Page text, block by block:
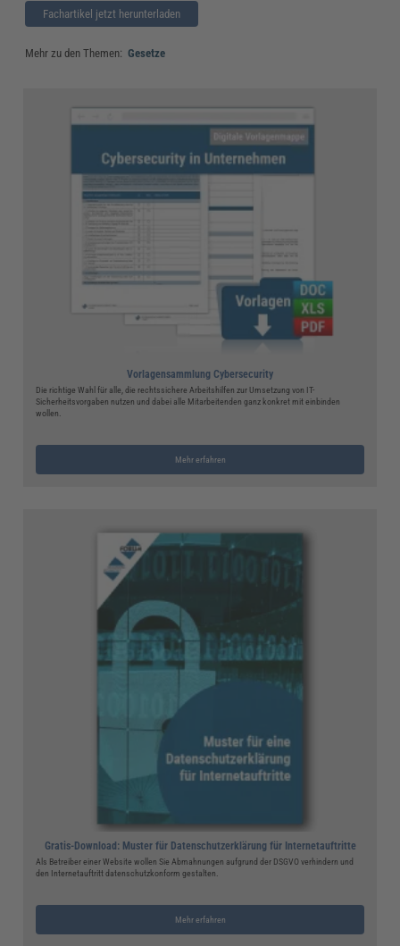
Fachartikel jetzt herunterladen
Mehr zu den Themen: Gesetze
Vorlagensammlung Cybersecurity
Die richtige Wahl für alle, die rechtssichere Arbeitshilfen zur Umsetzung von IT-
Sicherheitsvorgaben nutzen und dabei alle Mitarbeitenden ganz konkret mit einbinden
wollen.
Mehr erfahren
Gratis-Download: Muster für Datenschutzerklärung für Internetauftritte
Als Betreiber einer Website wollen Sie Abmahnungen aufgrund der DSGVO verhindern und
den Internetauftritt datenschutzkonform gestalten.
Mehr erfahren